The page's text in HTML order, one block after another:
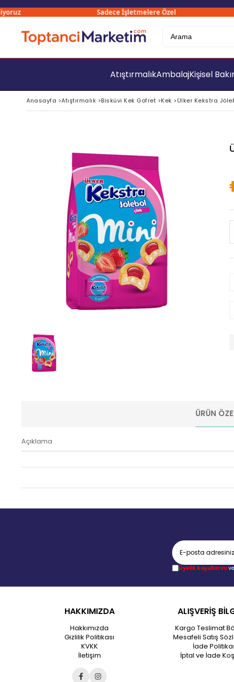
Sadece İşletmelere Özel
AtıştırmalıkAmbalajKişisel
Anasayfa >Atıştırmalık >Bisküvi Kek Gofret >Kek >Ülker Kekstra
ÜRÜN
Açıklama
Üyelik koşullarınıve
HAKKIMIZDA
Hakkımızda
Gizlilik Politikası
KVKK
İletişim
ALIŞVERİŞ
Kargo Teslimat
Mesafeli Satış
İade
İptal ve İade